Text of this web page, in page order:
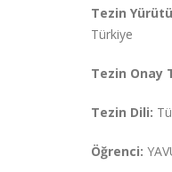
Tezin
Türkiye
Tezin Onay
Tezin Dili:
Öğrenci: